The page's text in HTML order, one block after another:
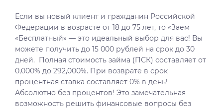
Если вы новый клиент и гражданин Российской
Федерации в возрасте от 18 до 75 лет, то «Заем
«Бесплатный» — это идеальный выбор для вас! Вы
можете получить до 15 000 рублей на срок до 30
дней. Полная стоимость займа (ПСК) составляет от
0,000% до 292,000%. При возврате в срок
процентная ставка составляет 0% в день!
Абсолютно без процентов! Это замечательная
возможность решить финансовые вопросы без